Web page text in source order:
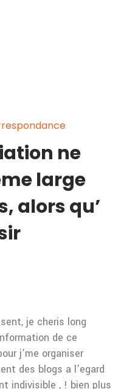
ne
large
alors qu’
je cheris long
de ce
j’me organiser
des blogs a l’egard
indivisible , ! bien plus